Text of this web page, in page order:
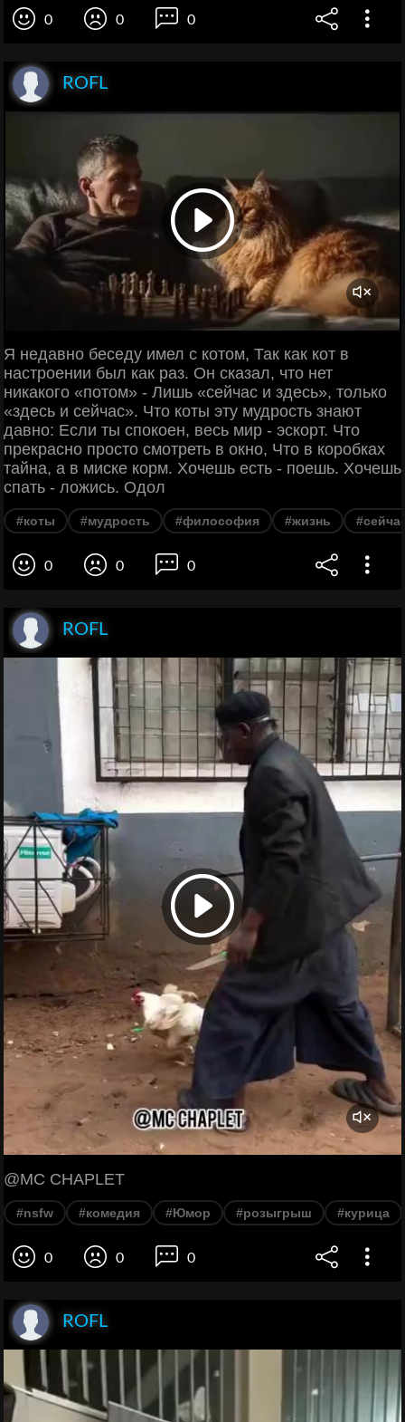
0 0 0
ROFL
Я недавно беседу имел с котом, Так как кот в
настроении был как раз. Он сказал, что нет
никакого «потом» - Лишь «сейчас и здесь», только
«здесь и сейчас». Что коты эту мудрость знают
давно: Если ты спокоен, весь мир - эскорт. Что
прекрасно просто смотреть в окно, Что в коробках
тайна, а в миске корм. Хочешь есть - поешь. Хочешь
спать - ложись. Одол
#коты #мудрость #философия #жизнь
0 0 0
ROFL
@MC CHAPLET
#nsfw #комедия #Юмор #розыгрыш #курица
0 0 0
ROFL